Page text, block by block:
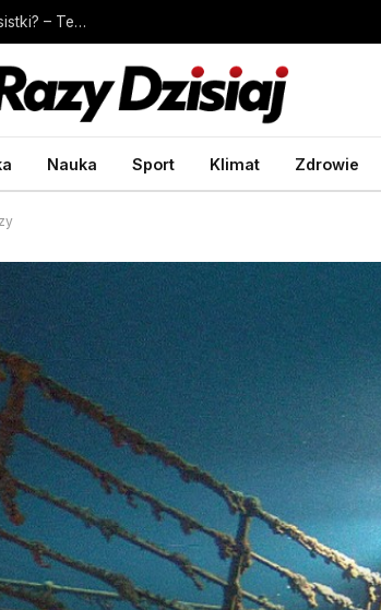
Iga Świątek – Marta Kostiuk. Ukrainka koszmarem polskiej tenisistki? – Tenis – Sport Wprost
Nauka Sport Klimat Zdrowie